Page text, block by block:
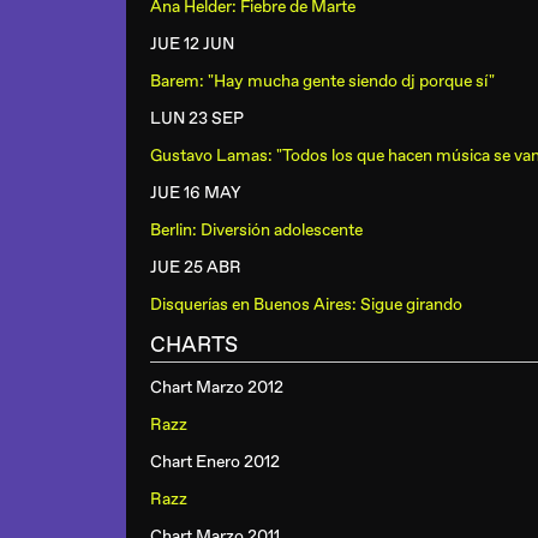
Ana Helder: Fiebre de Marte
JUE 12 JUN
Barem: "Hay mucha gente siendo dj porque sí"
LUN 23 SEP
Gustavo Lamas: "Todos los que hacen música se
JUE 16 MAY
Berlin: Diversión adolescente
JUE 25 ABR
Disquerías en Buenos Aires: Sigue girando
CHARTS
Chart Marzo 2012
Razz
Chart Enero 2012
Razz